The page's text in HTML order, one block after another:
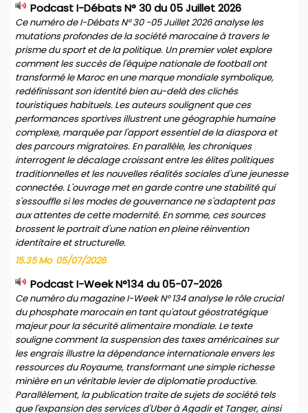
Podcast I-Débats N° 30 du 05 Juillet 2026
Ce numéro de I-Débats N° 30 -05 Juillet 2026 analyse les
mutations profondes de la société marocaine à travers le
prisme du sport et de la politique. Un premier volet explore
comment les succès de l'équipe nationale de football ont
transformé le Maroc en une marque mondiale symbolique,
redéfinissant son identité bien au-delà des clichés
touristiques habituels. Les auteurs soulignent que ces
performances sportives illustrent une géographie humaine
complexe, marquée par l'apport essentiel de la diaspora et
des parcours migratoires. En parallèle, les chroniques
interrogent le décalage croissant entre les élites politiques
traditionnelles et les nouvelles réalités sociales d'une jeunesse
connectée. L'ouvrage met en garde contre une stabilité qui
s'essouffle si les modes de gouvernance ne s'adaptent pas
aux attentes de cette modernité. En somme, ces sources
brossent le portrait d'une nation en pleine réinvention
identitaire et structurelle.
15.35 Mo 05/07/2026
Podcast I-Week N°134 du 05-07-2026
Ce numéro du magazine I-Week N° 134 analyse le rôle crucial
du phosphate marocain en tant qu'atout géostratégique
majeur pour la sécurité alimentaire mondiale. Le texte
souligne comment la suspension des taxes américaines sur
les engrais illustre la dépendance internationale envers les
ressources du Royaume, transformant une simple richesse
minière en un véritable levier de diplomatie productive.
Parallèlement, la publication traite de sujets de société tels
que l'expansion des services d'Uber à Agadir et Tanger, ainsi